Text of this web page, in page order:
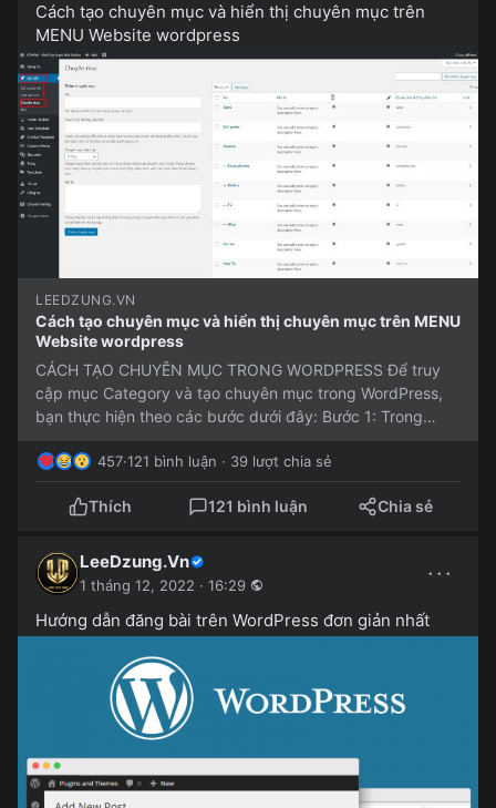
Cách tạo chuyên mục và hiển thị chuyên mục trên
MENU Website wordpress
LEEDZUNG.VN
Cách tạo chuyên mục và hiển thị chuyên mục trên MENU
Website wordpress
CÁCH TẠO CHUYÊN MỤC TRONG WORDPRESS Để truy
cập mục Category và tạo chuyên mục trong WordPress,
bạn thực hiện theo các bước dưới đây: Bước 1: Trong
457·121 bình luận · 39 lượt chia sẻ
Thích 121 bình luận Chia sẻ
LeeDzung.Vn
1 tháng 12, 2022 · 16:29 ···
Hướng dẫn đăng bài trên WordPress đơn giản nhất